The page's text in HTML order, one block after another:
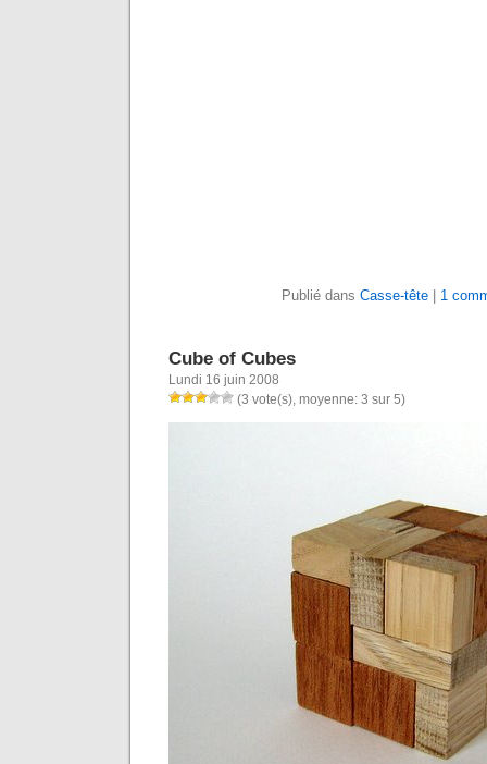
Publié dans Casse-tête| 1
Cube of Cubes
Lundi 16 juin 2008
(3 vote(s), moyenne: 3 sur 5)